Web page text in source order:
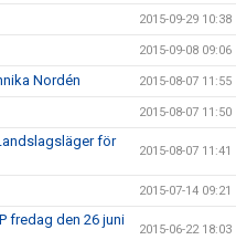
2015-09-29 10:38
2015-09-08 09:06
Nordén 2015-08-07 11:55
2015-08-07 11:50
för
2015-08-07 11:41
2015-07-14 09:21
fredag den 26 juni
2015-06-22 18:03